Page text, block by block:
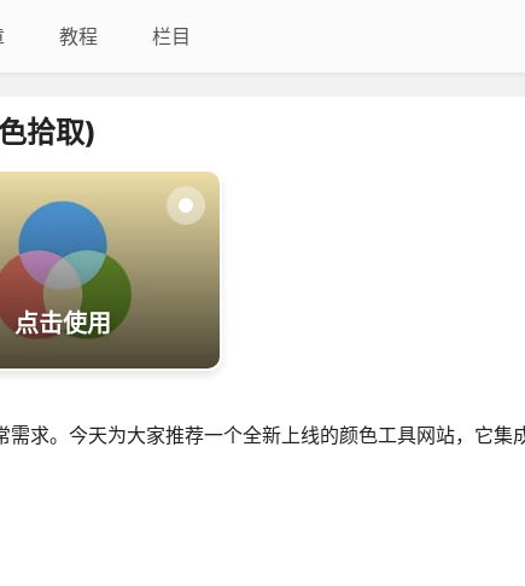
教程 栏目
拾取)
点击使用
求。今天为大家推荐一个全新上线的颜色工具网站，它集